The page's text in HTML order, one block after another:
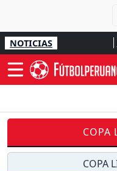
NOTICIAS
COPA
COPA